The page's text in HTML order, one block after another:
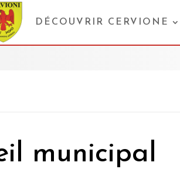
DÉCOUVRIR CERVIONE
municipal